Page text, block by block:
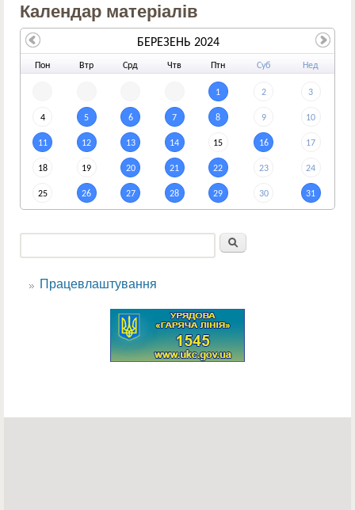
Календар матеріалів
Пон Втр Срд Чтв Птн Суб Нед
1 2 3
4 5 6 7 8 9 10
11 12 13 14 15 16 17
18 19 20 21 22 23 24
25 26 27 28 29 30 31
БЕРЕЗЕНЬ 2024
Пошукова форма
Працевлаштування